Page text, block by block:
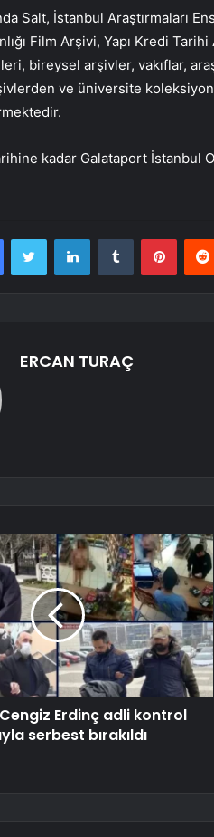
Salt, İstanbul Araştırmaları
Film Arşivi, Yapı Kredi
bireysel arşivler, vakıflar,
ve üniversite
kadar Galataport İstanbul
FacebookTwitter LinkedInTumblr
ERCAN TURAÇ
Erdinç adli kontrol
serbest bırakıldı